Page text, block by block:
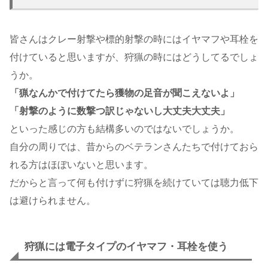
皆さんはクレー射撃や標的射撃の時にはイヤマフや耳栓を
付けていると思いますが、狩猟の時にはどうしてるでしょ
うか。
「猟なんかで付けてたら獲物の足音が聞こえないよ」
「射撃のように数撃つ訳じゃないし大丈夫大丈夫」
といった感じの方も結構多いのではないでしょうか。
自分の周りでは、昔からのベテランさんたちで付けておら
れる方はほぼいないと思います。
だからと言って何も付けずに狩猟を続けていては聴力低下
は避けられません。
狩猟には電子タイプのイヤマフ・耳栓を使う